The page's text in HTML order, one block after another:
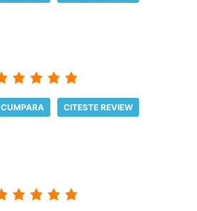
CUMPARA CITESTE REVIEW